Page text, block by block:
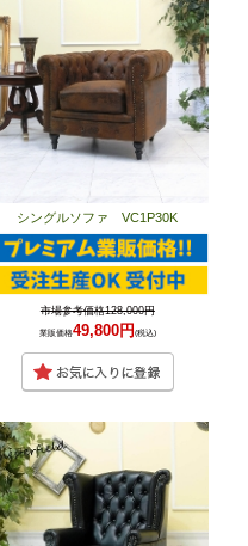
シングルソファ VC1P30K
市場参考価格128,000円
業販価格49,800円 (税込)